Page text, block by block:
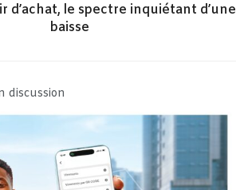
d’achat, le spectre inquiétant d’une
baisse
discussion